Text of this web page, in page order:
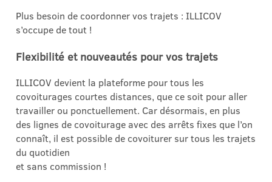
Plus besoin de coordonner vos trajets : ILLICOV
s’occupe de tout !
Flexibilité et nouveautés pour vos trajets
ILLICOV devient la plateforme pour tous les
covoiturages courtes distances, que ce soit pour aller
travailler ou ponctuellement. Car désormais, en plus
des lignes de covoiturage avec des arrêts fixes que l’on
connaît, il est possible de covoiturer sur tous les trajets
du quotidien
et sans commission !